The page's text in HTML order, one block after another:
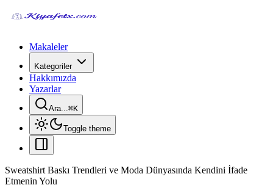
Makaleler
Kategoriler
Hakkımızda
Yazarlar
Ara...⌘K
Toggle theme
Sweatshirt Baskı Trendleri ve Moda Dünyasında Kendini İfade
Etmenin Yolu